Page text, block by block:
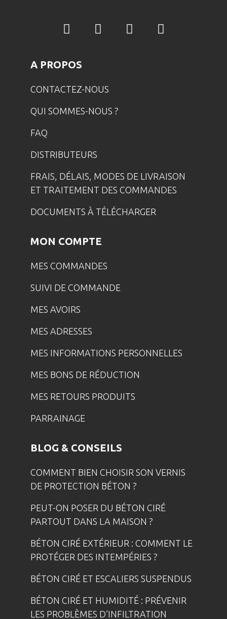
A PROPOS
CONTACTEZ-NOUS
QUI SOMMES-NOUS ?
FAQ
DISTRIBUTEURS
FRAIS, DÉLAIS, MODES DE LIVRAISON
ET TRAITEMENT DES COMMANDES
DOCUMENTS À TÉLÉCHARGER
MON COMPTE
MES COMMANDES
SUIVI DE COMMANDE
MES AVOIRS
MES ADRESSES
MES INFORMATIONS PERSONNELLES
MES BONS DE RÉDUCTION
MES RETOURS PRODUITS
PARRAINAGE
BLOG & CONSEILS
COMMENT BIEN CHOISIR SON VERNIS
DE PROTECTION BÉTON ?
PEUT-ON POSER DU BÉTON CIRÉ
PARTOUT DANS LA MAISON ?
BÉTON CIRÉ EXTÉRIEUR : COMMENT LE
PROTÉGER DES INTEMPÉRIES ?
BÉTON CIRÉ ET ESCALIERS SUSPENDUS
BÉTON CIRÉ ET HUMIDITÉ : PRÉVENIR
LES PROBLÈMES D’INFILTRATION